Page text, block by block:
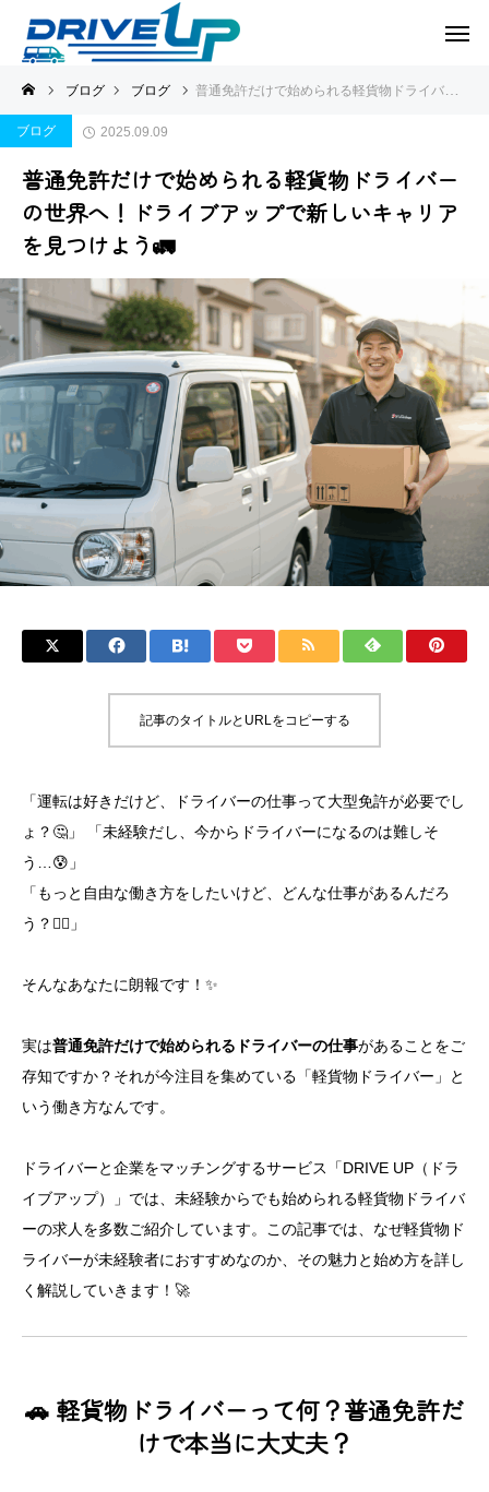
ブログ ブログ 普通免許だけで始められる軽貨物ドライバーの世界へ！ドライブアップで新しいキャリアを見つけよう🚛
ブログ 2025.09.09
普通免許だけで始められる軽貨物ドライバー
の世界へ！ドライブアップで新しいキャリア
を見つけよう🚛
記事のタイトルとURLをコピーする
「運転は好きだけど、ドライバーの仕事って大型免許が必要でし
ょ？🤔」 「未経験だし、今からドライバーになるのは難しそ
う…😰」
「もっと自由な働き方をしたいけど、どんな仕事があるんだろ
う？🤷‍♀️」
そんなあなたに朗報です！✨
実は普通免許だけで始められるドライバーの仕事があることをご
存知ですか？それが今注目を集めている「軽貨物ドライバー」と
いう働き方なんです。
ドライバーと企業をマッチングするサービス「DRIVE UP（ドラ
イブアップ）」では、未経験からでも始められる軽貨物ドライバ
ーの求人を多数ご紹介しています。この記事では、なぜ軽貨物ド
ライバーが未経験者におすすめなのか、その魅力と始め方を詳し
く解説していきます！🚀
🚗 軽貨物ドライバーって何？普通免許だ
けで本当に大丈夫？